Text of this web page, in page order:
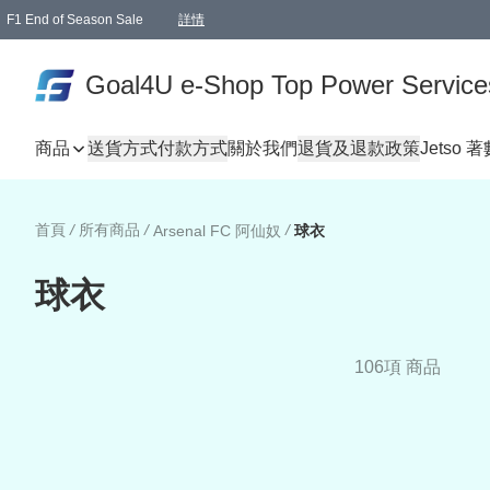
F1 End of Season Sale 詳情
Goal4U e-Shop Top Power
商品 送貨方式付款方式關於我們退貨及退款政策Jetso 著
首頁 / 所有商品 / Arsenal FC 阿仙奴 / 球衣
球衣
106項 商品